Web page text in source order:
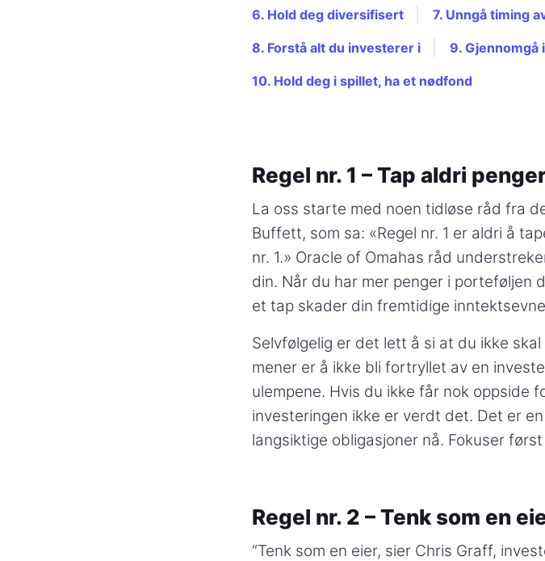
6. Hold deg diversifisert 7. Unngå timing
8. Forstå alt du investerer i 9. Gjennomgå
10. Hold deg i spillet, ha et nødfond
Regel nr. 1 – Tap aldri
La oss starte med noen tidløse råd fra
Buffett, som sa: «Regel nr. 1 er aldri å
nr. 1.» Oracle of Omahas råd
din. Når du har mer penger i porteføljen
et tap skader din fremtidige
Selvfølgelig er det lett å si at du ikke
mener er å ikke bli fortryllet av en
ulempene. Hvis du ikke får nok oppside
investeringen ikke er verdt det. Det er
langsiktige obligasjoner nå. Fokuser
Regel nr. 2 – Tenk som en
“Tenk som en eier, sier Chris Graff,